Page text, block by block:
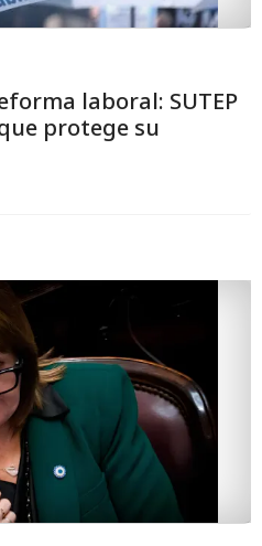
laboral: SUTEP
protege su